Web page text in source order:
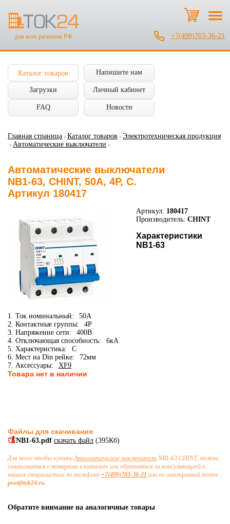
для всех регионов РФ +7(499)703-36-21
Каталог товаров Напишите нам
Загрузки Личный кабинет
FAQ Новости
Главная страница Каталог товаров
Электротехническая продукция
Автоматические выключатели
Автоматические выключатели
NB1-63, CHINT, 50А, 4P, C.
Артикул 180417
Артикул: 180417
Производитель: CHINT
Характеристики
NB1-63
1. Ток номинальный:
50А
2. Контактные группы:
4P
3. Напряжение сети:
400В
4. Отключающая способность:
6кА
5. Характеристика:
C
6. Мест на Din рейке:
72мм
7. Аксессуары:
XF9
Товара нет в наличии
Файлы для скачивания
NB1-63.pdf скачать файл (395Кб)
Для того чтобы купитьАвтоматические выключатели NB1-63 CHINT, можно
ознакомиться с товарами в каталоге или обратиться за консультацией к
нашим специалистам по телефону+7(499)703-36-21 или по электронной почте
post@tok24.ru.
Обратите внимание на аналогичные товары